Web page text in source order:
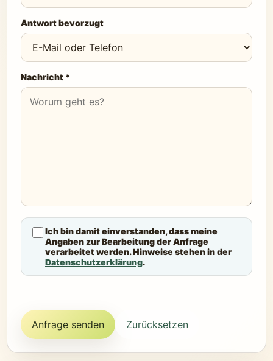
Antwort bevorzugt
Nachricht *
Ich bin damit einverstanden, dass meine
Angaben zur Bearbeitung der Anfrage
verarbeitet werden. Hinweise stehen in der
Datenschutzerklärung.
Anfrage senden Zurücksetzen